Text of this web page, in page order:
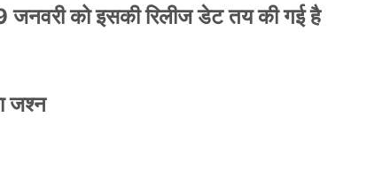
को इसकी रिलीज डेट तय की गई है
जश्न